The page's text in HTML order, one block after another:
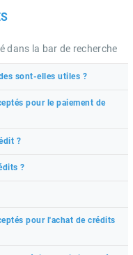
dans la bar de recherche
sont-elles utiles ?
pour le paiement de
?
?
pour l'achat de crédits